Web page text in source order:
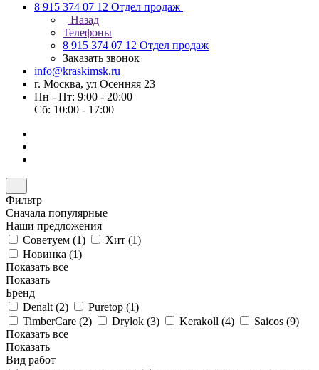
8 915 374 07 12 Отдел продаж
Назад
Телефоны
8 915 374 07 12 Отдел продаж
Заказать звонок
info@kraskimsk.ru
г. Москва, ул Осенняя 23
Пн - Пт: 9:00 - 20:00
Сб: 10:00 - 17:00
Фильтр
Сначала популярные
Наши предложения
Советуем (1) Хит (1)
Новинка (1)
Показать все
Показать
Бренд
Denalt (2) Puretop (1)
TimberCare (2) Drylok (3) Kerakoll (4) Saicos (9)
Показать все
Показать
Вид работ